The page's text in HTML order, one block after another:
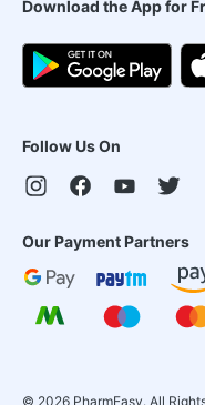
Download the App for
Follow Us On
Our Payment Partners
© 2026 PharmEasy. All